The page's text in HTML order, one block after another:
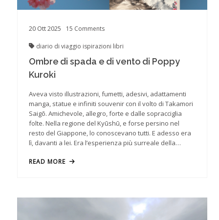
20 Ott2025 15 Comments
diario di viaggio ispirazioni libri
Ombre di spada e di vento di Poppy
Kuroki
Aveva visto illustrazioni, fumetti, adesivi, adattamenti
manga, statue e infiniti souvenir con il volto di Takamori
Saigō. Amichevole, allegro, forte e dalle sopracciglia
folte. Nella regione del Kyūshū, e forse persino nel
resto del Giappone, lo conoscevano tutti. E adesso era
lì, davanti a lei. Era l’esperienza più surreale della…
READ MORE